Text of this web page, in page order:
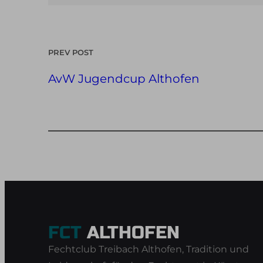
PREV POST
AvW Jugendcup Althofen
FCT ALTHOFEN
Fechtclub Treibach Althofen, Tradition und